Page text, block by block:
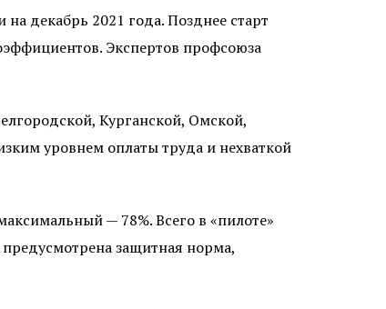
декабрь 2021 года. Позднее старт
Экспертов профсоюза
Курганской, Омской,
уровнем оплаты труда и нехваткой
— 78%. Всего в «пилоте»
защитная норма,